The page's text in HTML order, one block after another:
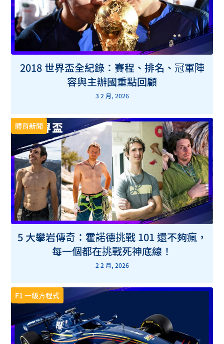
2018 世界盃全紀錄：賽程、排名、冠軍陣
容與主辦國重點回顧
3 2 月, 2026
體育新聞
5 大攀岩傳奇：霍諾德挑戰 101 還不夠瘋，
每一個都在挑戰死神底線！
2 2 月, 2026
F1 一級方程式